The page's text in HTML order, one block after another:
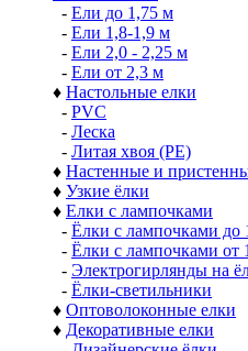
- Ели до 1,75 м
- Ели 1,8-1,9 м
- Ели 2,0 - 2,25 м
- Ели от 2,3 м
♦ Настольные елки
- PVC
- Леска
- Литая хвоя (РЕ)
♦ Настенные и
♦ Узкие ёлки
♦ Елки с лампочками
- Ёлки с лампочками до
- Ёлки с лампочками от
- Электрогирлянды на
- Ёлки-светильники
♦ Оптоволоконные елки
♦ Декоративные елки